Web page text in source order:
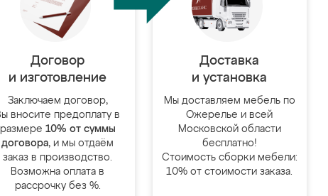
Договор
и изготовление
Заключаем договор,
вносите предоплату в
размере 10% от суммы
договора, и мы отдаём
заказ в производство.
Возможна оплата в
рассрочку без %.
Доставка
и установка
Мы доставляем мебель по
Ожерелье и всей
Московской области
бесплатно!
Стоимость сборки мебели:
10% от стоимости заказа.